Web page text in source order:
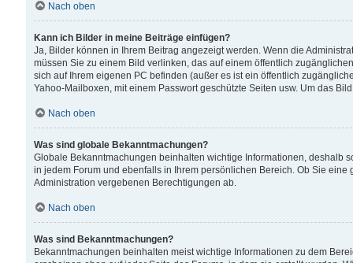
Nach oben
Kann ich Bilder in meine Beiträge einfügen?
Ja, Bilder können in Ihrem Beitrag angezeigt werden. Wenn die
müssen Sie zu einem Bild verlinken, das auf einem öffentlich
sich auf Ihrem eigenen PC befinden (außer es ist ein öffentlich
Yahoo-Mailboxen, mit einem Passwort geschützte Seiten usw. Um das
Nach oben
Was sind globale Bekanntmachungen?
Globale Bekanntmachungen beinhalten wichtige Informationen, deshalb
in jedem Forum und ebenfalls in Ihrem persönlichen Bereich. Ob Sie
Administration vergebenen Berechtigungen ab.
Nach oben
Was sind Bekanntmachungen?
Bekanntmachungen beinhalten meist wichtige Informationen zu dem